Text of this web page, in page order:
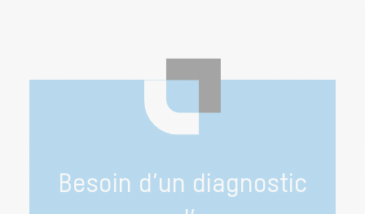
Besoin d’un diagnostic